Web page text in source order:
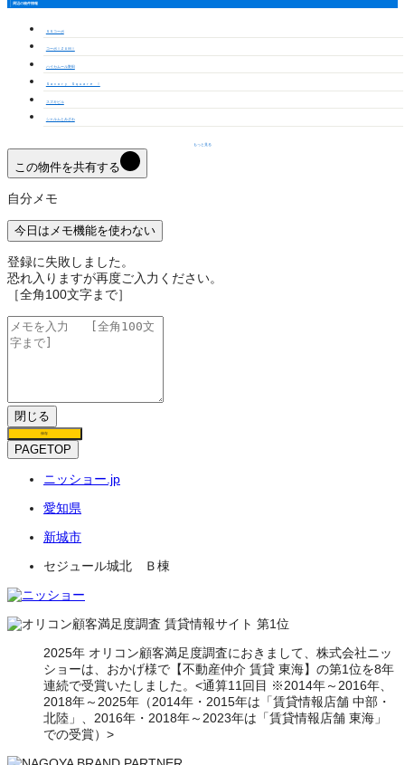
周辺の物件情報
ＳＳコーポ
コーポＩＺＵＭＩ
ハイカムール野田
Ｓａｖｏｒｙ Ｓｑｕａｒｅ Ⅰ
スズキビル
シャルムとみざわ
もっと見る
この物件を共有する
自分メモ
今日はメモ機能を使わない
登録に失敗しました。
恐れ入りますが再度ご入力ください。
［全角100文字まで］
閉じる
保存
PAGETOP
ニッショー.jp
愛知県
新城市
セジュール城北 Ｂ棟
2025年 オリコン顧客満足度調査におきまして、株式会社ニッ
ショーは、おかげ様で【不動産仲介 賃貸 東海】の第1位を8年
連続で受賞いたしました。<通算11回目 ※2014年～2016年、
2018年～2025年（2014年・2015年は「賃貸情報店舗 中部・
北陸」、2016年・2018年～2023年は「賃貸情報店舗 東海」
での受賞）>